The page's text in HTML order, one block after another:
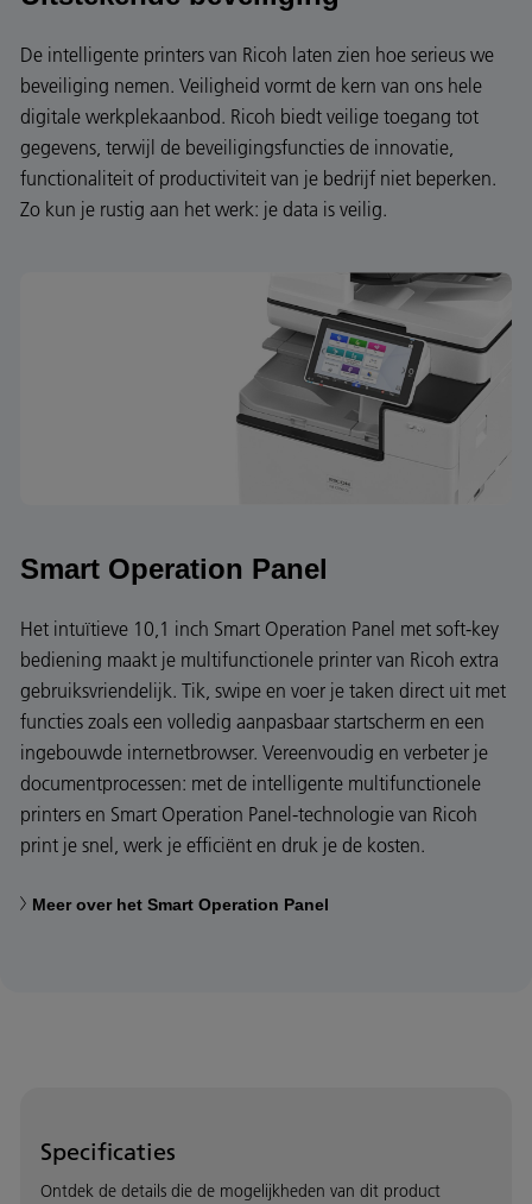
De intelligente printers van Ricoh laten zien hoe serieus we
beveiliging nemen. Veiligheid vormt de kern van ons hele
digitale werkplekaanbod. Ricoh biedt veilige toegang tot
gegevens, terwijl de beveiligingsfuncties de innovatie,
functionaliteit of productiviteit van je bedrijf niet beperken.
Zo kun je rustig aan het werk: je data is veilig.
Smart Operation Panel
Het intuïtieve 10,1 inch Smart Operation Panel met soft-key
bediening maakt je multifunctionele printer van Ricoh extra
gebruiksvriendelijk. Tik, swipe en voer je taken direct uit met
functies zoals een volledig aanpasbaar startscherm en een
ingebouwde internetbrowser. Vereenvoudig en verbeter je
documentprocessen: met de intelligente multifunctionele
printers en Smart Operation Panel-technologie van Ricoh
print je snel, werk je efficiënt en druk je de kosten.
Meer over het Smart Operation Panel
Specificaties
Ontdek de details die de mogelijkheden van dit product